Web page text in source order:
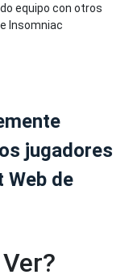
jugadores
Web de